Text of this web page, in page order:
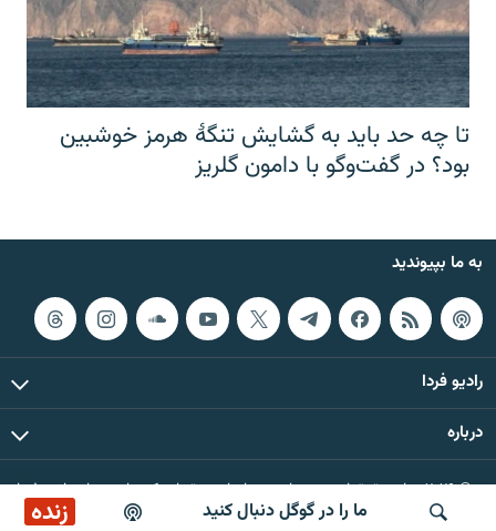
ما را در گوگل دنبال کنید زنده
تا چه حد باید به گشایش تنگهٔ هرمز خوشبین
بود؟ در گفت‌وگو با دامون گلریز
به ما بپیوندید
رادیو فردا
درباره
© ۲۰۲۶ تمام حقوق این وب‌سایت، بر اساس مقررات کپی‌رایت، برای رادیو فردا
محفوظ است.